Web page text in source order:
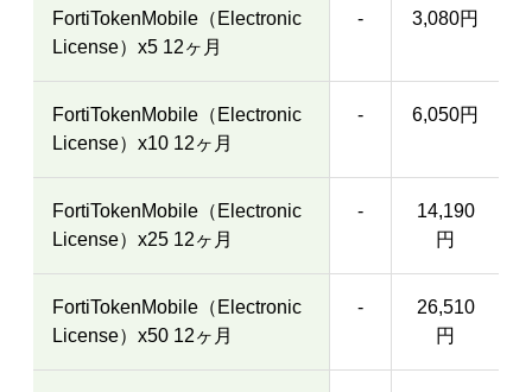
FortiTokenMobile（Electronic
License）x5 12ヶ月
- 3,080円
FortiTokenMobile（Electronic
License）x10 12ヶ月
- 6,050円
FortiTokenMobile（Electronic
License）x25 12ヶ月
-
14,190
円
FortiTokenMobile（Electronic
License）x50 12ヶ月
-
26,510
円